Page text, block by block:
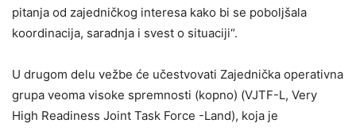
pitanja od zajedničkog interesa kako bi se poboljšala
koordinacija, saradnja i svest o situaciji“.
U drugom delu vežbe će učestvovati Zajednička operativna
grupa veoma visoke spremnosti (kopno) (VJTF-L, Very
High Readiness Joint Task Force -Land), koja je